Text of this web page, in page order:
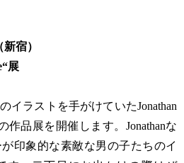
宿）
展
ラストを手がけていたJonathan
作品展を開催します。Jonathanな
印象的な素敵な男の子たちのイ